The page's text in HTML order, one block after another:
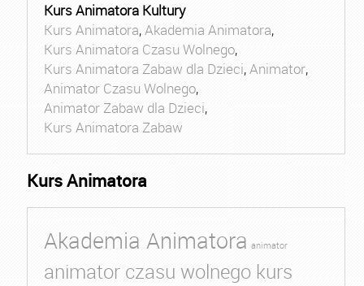
Kurs Animatora Kultury
Kurs Animatora,Akademia Animatora,
Kurs Animatora Czasu Wolnego,
Kurs Animatora Zabaw dla Dzieci,Animator,
Animator Czasu Wolnego,
Animator Zabaw dla Dzieci,
Kurs Animatora Zabaw
Kurs Animatora
Akademia Animatora animator
animator czasu wolnego kurs